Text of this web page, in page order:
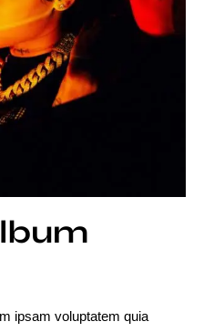
ipsam voluptatem quia